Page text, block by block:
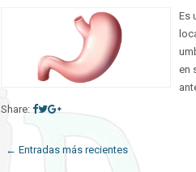
Es
en
Share:
← Entradas más recientes